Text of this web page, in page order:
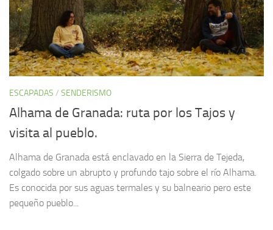
ESCAPADAS / SENDERISMO
Alhama de Granada: ruta por los Tajos y
visita al pueblo.
Alhama de Granada está enclavado en la Sierra de Tejeda,
colgado sobre un abrupto y profundo tajo sobre el río Alhama.
Es conocida por sus aguas termales y su balneario pero este
pequeño pueblo...